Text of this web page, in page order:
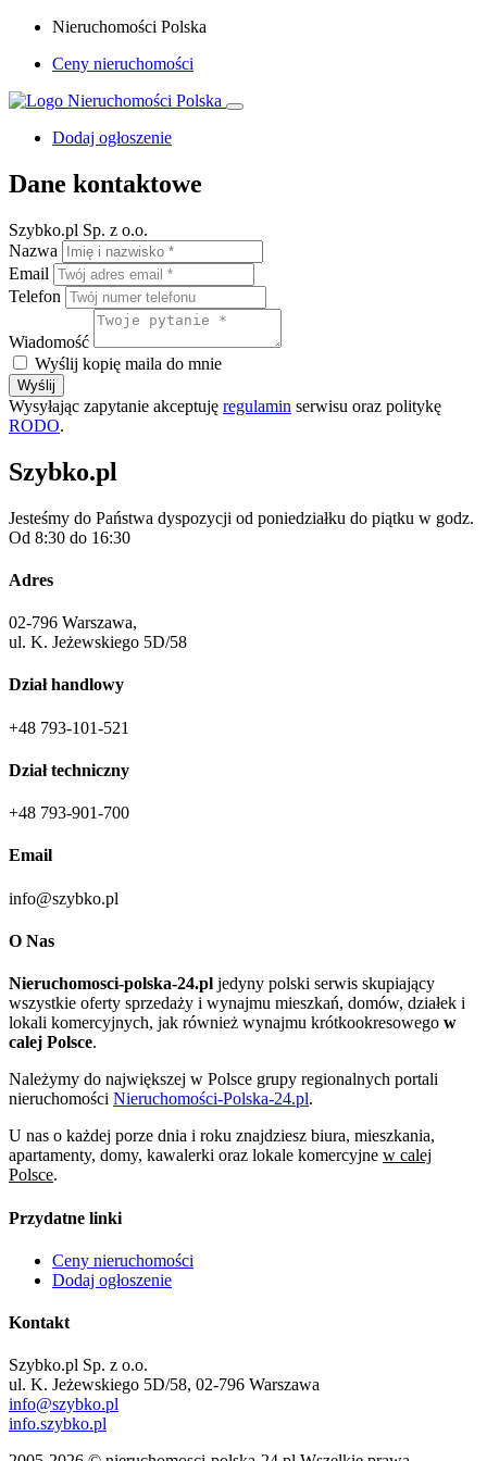
Nieruchomości Polska
Ceny nieruchomości
Dodaj ogłoszenie
Dane kontaktowe
Szybko.pl Sp. z o.o.
Nazwa
Email
Telefon
Wiadomość
Wyślij kopię maila do mnie
Wyślij
Wysyłając zapytanie akceptuję regulamin serwisu oraz politykę
RODO.
Szybko.pl
Jesteśmy do Państwa dyspozycji od poniedziałku do piątku w godz.
Od 8:30 do 16:30
Adres
02-796 Warszawa,
ul. K. Jeżewskiego 5D/58
Dział handlowy
+48 793-101-521
Dział techniczny
+48 793-901-700
Email
info@szybko.pl
O Nas
Nieruchomosci-polska-24.pl jedyny polski serwis skupiający
wszystkie oferty sprzedaży i wynajmu mieszkań, domów, działek i
lokali komercyjnych, jak również wynajmu krótkookresowego w
calej Polsce.
Należymy do największej w Polsce grupy regionalnych portali
nieruchomości Nieruchomości-Polska-24.pl.
U nas o każdej porze dnia i roku znajdziesz biura, mieszkania,
apartamenty, domy, kawalerki oraz lokale komercyjne w calej
Polsce.
Przydatne linki
Ceny nieruchomości
Dodaj ogłoszenie
Kontakt
Szybko.pl Sp. z o.o.
ul. K. Jeżewskiego 5D/58, 02-796 Warszawa
info@szybko.pl
info.szybko.pl